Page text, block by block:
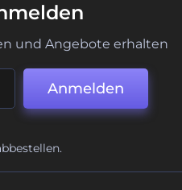
und Angebote erhalten
Anmelden